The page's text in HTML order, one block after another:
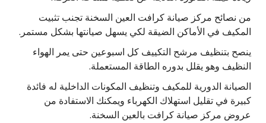
من نصائح مركز صيانة كرافت العين السخنة تجنب تثبيت
المكيف في الأماكن الضيقة لكي يسهل صيانتها بشكل مستمر.
ينصح بتنظيف مرشح التكييف كل اسبوعين حتى يمر الهواء
النظيف وهو يقلل بدوره الطاقة المستعملة.
الصيانة الدورية للمكيف وتنظيف المكونات الداخلية له فائدة
كبيرة في تقليل استهلاك الكهرباء ويمكنك الاستفادة من
عروض مركز صيانة كرافت بالعين السخنة.